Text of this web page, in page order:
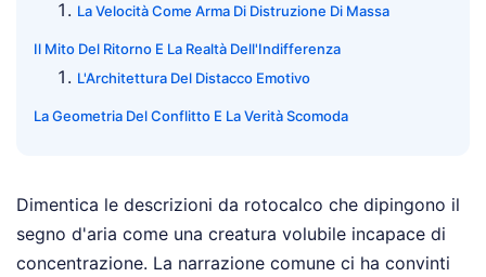
La Velocità Come Arma Di Distruzione Di Massa
Il Mito Del Ritorno E La Realtà Dell'Indifferenza
L'Architettura Del Distacco Emotivo
La Geometria Del Conflitto E La Verità Scomoda
Dimentica le descrizioni da rotocalco che dipingono il
segno d'aria come una creatura volubile incapace di
concentrazione. La narrazione comune ci ha convinti